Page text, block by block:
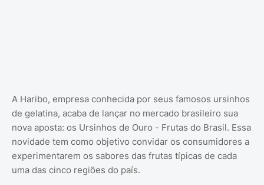
A Haribo, empresa conhecida por seus famosos ursinhos
de gelatina, acaba de lançar no mercado brasileiro sua
nova aposta: os Ursinhos de Ouro - Frutas do Brasil. Essa
novidade tem como objetivo convidar os consumidores a
experimentarem os sabores das frutas típicas de cada
uma das cinco regiões do país.